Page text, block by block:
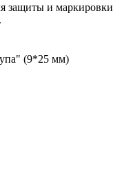
защиты и маркировки
(9*25 мм)